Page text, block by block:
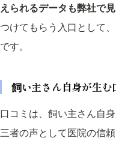
えられるデータも弊社で
つけてもらう入口として
です。
飼い主さん自身が生
口コミは、飼い主さん自
三者の声として医院の信